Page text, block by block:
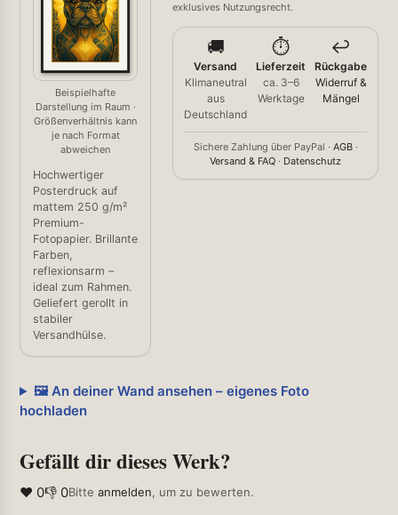
Beispielhafte
Darstellung im Raum ·
Größenverhältnis kann
je nach Format
abweichen
Hochwertiger
Posterdruck auf
mattem 250 g/m²
Premium-
Fotopapier. Brillante
Farben,
reflexionsarm –
ideal zum Rahmen.
Geliefert gerollt in
stabiler
Versandhülse.
exklusives Nutzungsrecht.
🚚
Versand
Klimaneutral
aus
Deutschland
⏱️
Lieferzeit
ca. 3–6
Werktage
↩️
Rückgabe
Widerruf &
Mängel
Sichere Zahlung über PayPal · AGB·
Versand & FAQ · Datenschutz
🖼️ An deiner Wand ansehen – eigenes Foto
hochladen
Gefällt dir dieses Werk?
❤ 0👎 0Bitte anmelden, um zu bewerten.